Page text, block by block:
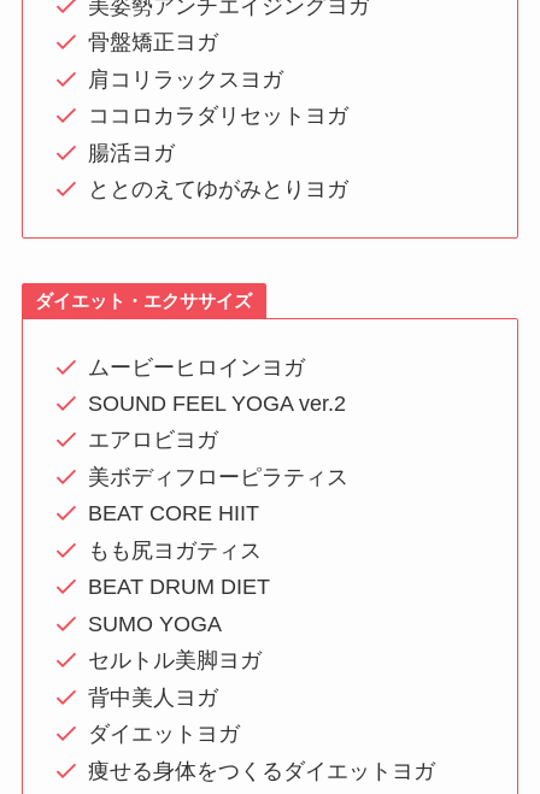
美姿勢アンチエイジングヨガ
骨盤矯正ヨガ
肩コリラックスヨガ
ココロカラダリセットヨガ
腸活ヨガ
ととのえてゆがみとりヨガ
ダイエット・エクササイズ
ムービーヒロインヨガ
SOUND FEEL YOGA ver.2
エアロビヨガ
美ボディフローピラティス
BEAT CORE HIIT
もも尻ヨガティス
BEAT DRUM DIET
SUMO YOGA
セルトル美脚ヨガ
背中美人ヨガ
ダイエットヨガ
痩せる身体をつくるダイエットヨガ